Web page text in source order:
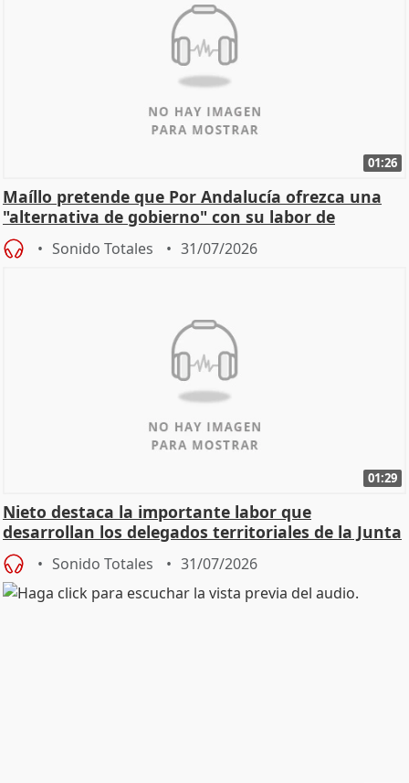
01:26
Maíllo pretende que Por Andalucía ofrezca una
"alternativa de gobierno" con su labor de
oposición
Sonido Totales 31/07/2026
01:29
Nieto destaca la importante labor que
desarrollan los delegados territoriales de la Junta
Sonido Totales 31/07/2026